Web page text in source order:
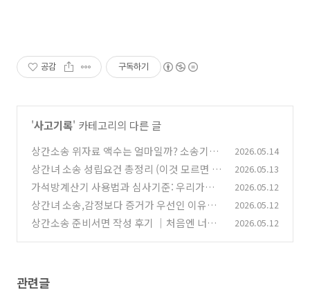
공감 구독하기
'사고기록' 카테고리의 다른 글
상간소송 위자료 액수는 얼마일까? 소송기간
과 예측계산기 총정
(0)
2026.05.14
상간녀 소송 성립요건 총정리 (이것 모르면 소
송해도 질 수 있습니다.)
(0)
2026.05.13
가석방계산기 사용법과 심사기준: 우리가족
은 언제 돌아올까?
(0)
2026.05.12
상간녀 소송,감정보다 증거가 우선인 이유와
합법적 수집법
(0)
2026.05.12
상간소송 준비서면 작성 후기 ｜처음엔 너무
2026.05.12
관련글